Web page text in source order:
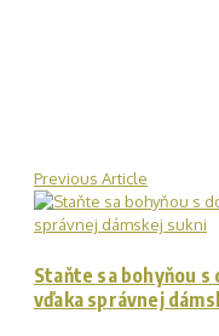
Previous Article
Staňte sa bohyňou
vďaka správnej